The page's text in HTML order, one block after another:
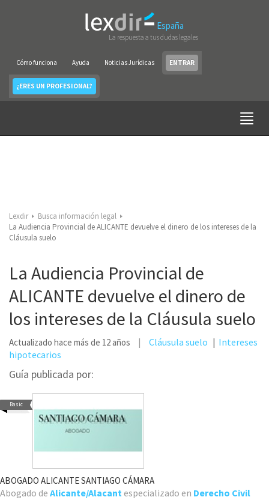
España
La respuesta a tus dudas legales
Cómo funciona Ayuda Noticias Jurídicas ENTRAR
¿ERES UN PROFESIONAL?
Lexdir
Busca información legal
La Audiencia Provincial de ALICANTE devuelve el dinero de los intereses de la
Cláusula suelo
La Audiencia Provincial de
ALICANTE devuelve el dinero de
los intereses de la Cláusula suelo
Actualizado hace más de 12 años Cláusula suelo
Intereses
hipotecarios
Guía publicada por:
Basic
ABOGADO ALICANTE SANTIAGO CÁMARA
Abogado de Alicante/Alacant especializado en Derecho Civil